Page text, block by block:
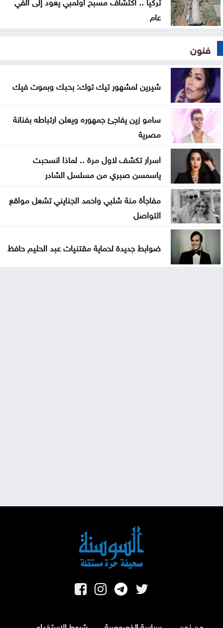
عام
فنون
شيرين لمشهور تيك توك: بحبك وبموت فيك
سامو زين يفاجئ جمهوره ويعلن ارتباطه بفنانة
مصرية
اسرار تكشف لاول مرة .. لماذا انسحبت
ياسمسن صبري من مسلسل الشادر
مفاجأة منة شلبي واحمد الجنايني تشعل مواقع
التواصل
ضوابط جديدة لحماية مقتنيات عبد الحليم حافظ